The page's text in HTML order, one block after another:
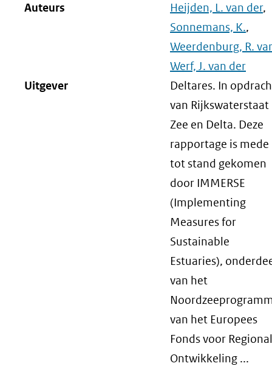
Auteurs
Heijden, L. van der,
Sonnemans, K.,
Weerdenburg, R.
Werf, J. van der
Uitgever
Deltares. In
van Rijkswaterstaat
Zee en Delta. Deze
rapportage is mede
tot stand gekomen
door IMMERSE
(Implementing
Measures for
Sustainable
Estuaries),
van het
van het Europees
Fonds voor
Ontwikkeling ...